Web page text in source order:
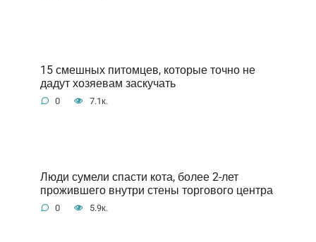
15 смешных питомцев, которые точно не
дадут хозяевам заскучать
0 7.1к.
Люди сумели спасти кота, более 2-лет
прожившего внутри стены торгового центра
0 5.9к.